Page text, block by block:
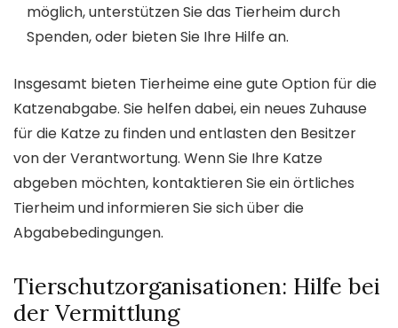
möglich, unterstützen Sie das Tierheim durch
Spenden, oder bieten Sie Ihre Hilfe an.
Insgesamt bieten Tierheime eine gute Option für die
Katzenabgabe. Sie helfen dabei, ein neues Zuhause
für die Katze zu finden und entlasten den Besitzer
von der Verantwortung. Wenn Sie Ihre Katze
abgeben möchten, kontaktieren Sie ein örtliches
Tierheim und informieren Sie sich über die
Abgabebedingungen.
Tierschutzorganisationen: Hilfe bei
der Vermittlung